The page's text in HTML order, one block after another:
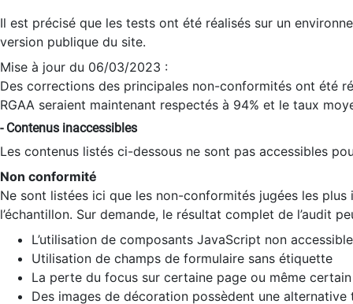
Il est précisé que les tests ont été réalisés sur un
version publique du site.
Mise à jour du 06/03/2023 :
Des corrections des principales non-conformités ont été
RGAA seraient maintenant respectés à 94% et le taux
- Contenus inaccessibles
Les contenus listés ci-dessous ne sont pas accessibles
Non conformité
Ne sont listées ici que les non-conformités jugées les
l’échantillon. Sur demande, le résultat complet de l’audit
L’utilisation de composants JavaScript non
Utilisation de champs de formulaire sans étiquette
La perte du focus sur certaine page ou même
Des images de décoration possèdent une alternative